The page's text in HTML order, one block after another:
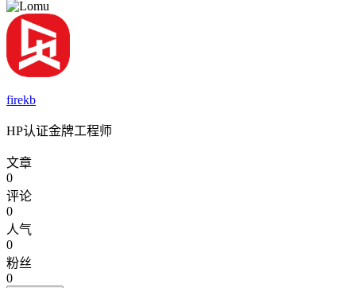
firekb
HP认证金牌工程师
文章
0
评论
0
人气
0
粉丝
0